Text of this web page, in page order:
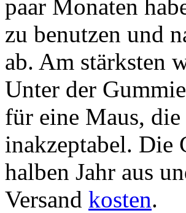
paar Monaten
zu benutzen und
ab. Am stärksten
Unter der
für eine Maus,
inakzeptabel. Die
halben Jahr aus
Versand kosten.